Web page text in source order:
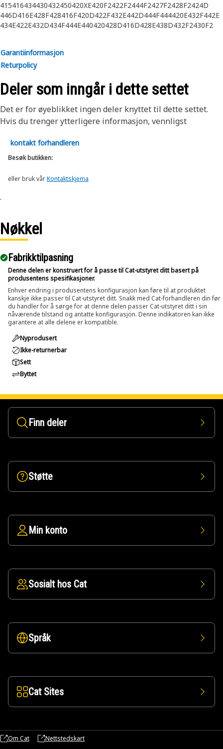
415416434430432450420XE420F2422F2444F2427F2428F2424D
446D416E428F428416F420D422F432E442D444F444420E432F442E
434E422E432D434F444E440420428D416D428E438D432F2430F2
Garantiinformasjon
Returpolicy
Deler som inngår i dette settet
Det er for øyeblikket ingen deler knyttet til dette settet.
Hvis du trenger ytterligere informasjon, vennligst
kontakt forhandleren
Besøk butikken:
eller bruk vårKontaktskjema
.
Nøkkel
Fabrikktilpasning
Denne delen er konstruert for å passe til Cat-utstyret ditt basert på
produsentens spesifikasjoner.
Enhver endring i produsentens konfigurasjon kan føre til at produktet
kanskje ikke passer til Cat-utstyret ditt. Snakk med Cat-forhandleren din før
du handler for å sørge for at denne delen passer Cat-utstyret ditt i sin
nåværende tilstand og antatte konfigurasjon. Denne indikatoren kan ikke
garantere at alle delene er kompatible.
Nyprodusert
Ikke-returnerbar
Sett
Byttet
Finn deler
Støtte
Min konto
Sosialt hos Cat
Språk
Cat Sites
Om Cat Nettstedskart